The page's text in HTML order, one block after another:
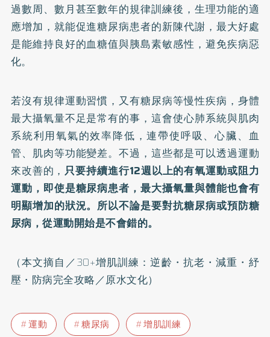
過數周、數月甚至數年的規律訓練後，生理功能的適
應增加，就能促進糖尿病患者的新陳代謝，最大好處
是能維持良好的血糖值與胰島素敏感性，避免疾病惡
化。
若沒有規律運動習慣，又有糖尿病等慢性疾病，身體
最大攝氧量不足是常有的事，這會使心肺系統與肌肉
系統利用氧氣的效率降低，連帶使呼吸、心臟、血
管、肌肉等功能變差。不過，這些都是可以透過運動
來改善的，只要持續進行12週以上的有氧運動或阻力
運動，即使是糖尿病患者，最大攝氧量與體能也會有
明顯增加的狀況。所以不論是要對抗糖尿病或預防糖
尿病，從運動開始是不會錯的。
（本文摘自／30+增肌訓練：逆齡・抗老・減重・紓
壓・防病完全攻略／原水文化）
運動 糖尿病
增肌訓練